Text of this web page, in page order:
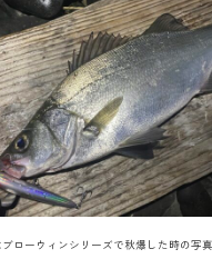
ブローウィンシリーズで秋爆した時の写